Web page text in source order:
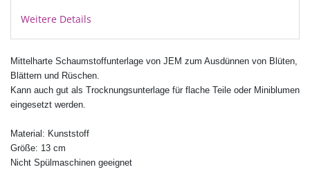
Weitere Details
Mittelharte Schaumstoffunterlage von JEM zum Ausdünnen von Blüten,
Blättern und Rüschen.
Kann auch gut als Trocknungsunterlage für flache Teile oder Miniblumen
eingesetzt werden.
Material: Kunststoff
Größe: 13 cm
Nicht Spülmaschinen geeignet